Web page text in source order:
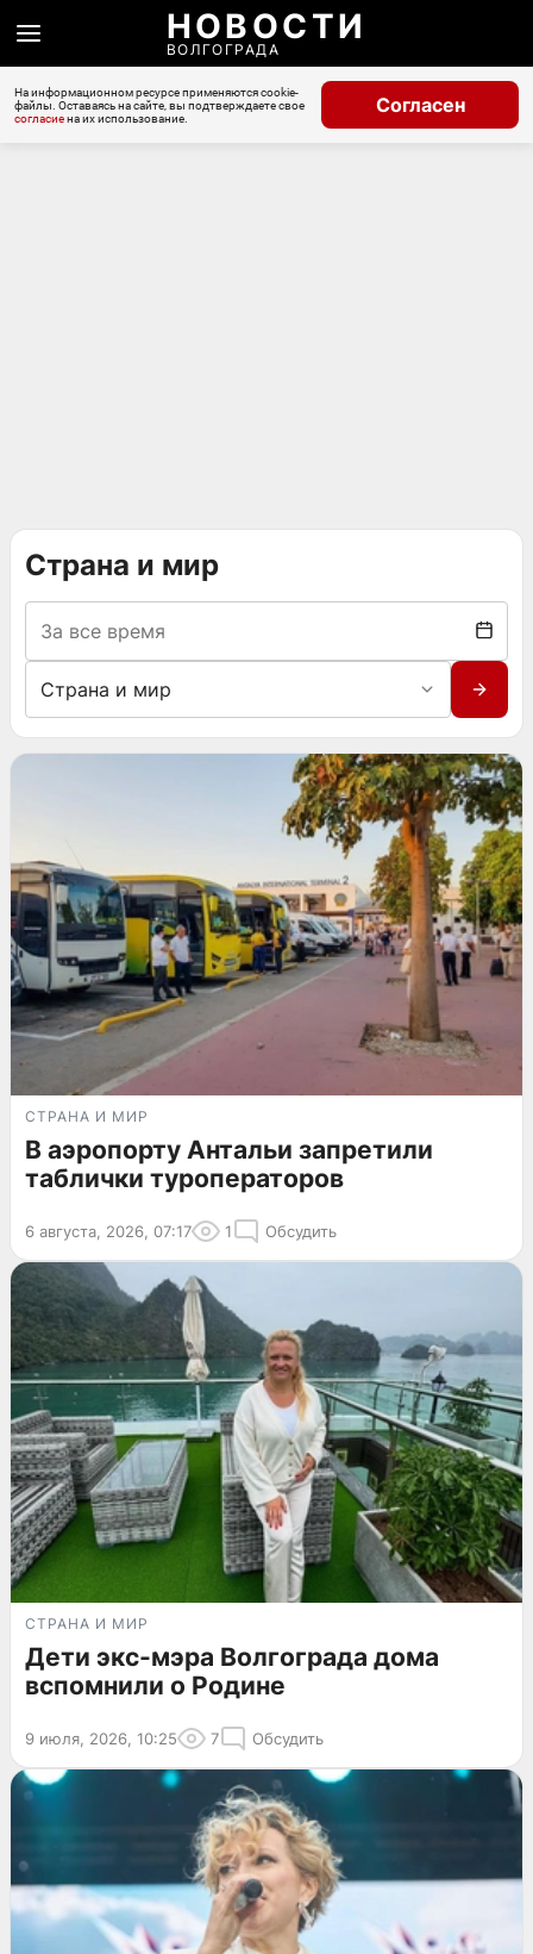
НОВОСТИ
ВОЛГОГРАДА
На информационном ресурсе применяются cookie-
файлы. Оставаясь на сайте, вы подтверждаете свое
согласиена их использование.
Согласен
Страна и мир
СТРАНА И МИР
В аэропорту Антальи запретили
таблички туроператоров
6 августа, 2026, 07:17 1 Обсудить
СТРАНА И МИР
Дети экс-мэра Волгограда дома
вспомнили о Родине
9 июля, 2026, 10:25 7 Обсудить